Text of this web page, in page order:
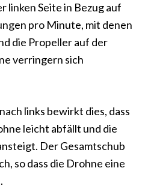
linken Seite in Bezug auf
pro Minute, mit denen
die Propeller auf der
verringern sich
links bewirkt dies, dass
leicht abfällt und die
Der Gesamtschub
so dass die Drohne eine